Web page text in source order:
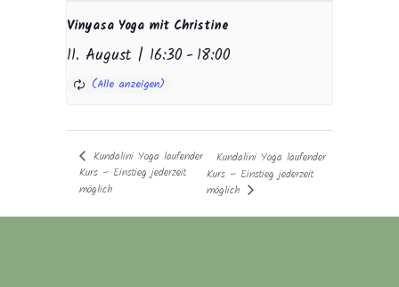
Vinyasa Yoga mit Christine
11. August | 16:30 -18:00
Kundalini Yoga laufender
Kurs – Einstieg jederzeit
möglich
Kundalini Yoga laufender
Kurs – Einstieg jederzeit
möglich